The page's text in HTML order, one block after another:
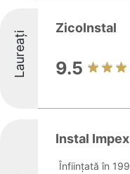
Laureați
ZicoInstal
9.5
Instal Impex
Înființată în